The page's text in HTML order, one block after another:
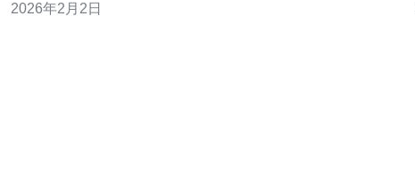
理解宽度测试的重要性 在网络技术领域，宽度测试是指对
2026年2月2日